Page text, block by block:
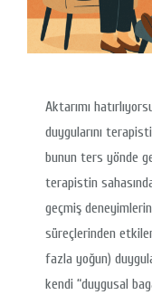
Aktarımı
duygularını
bunun ters yönde
terapistin
geçmiş
süreçlerinden
fazla yoğun)
kendi “duygusal